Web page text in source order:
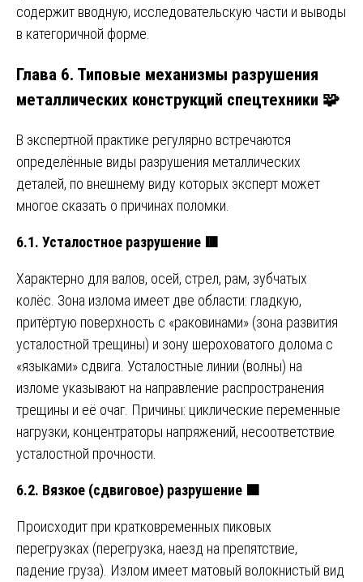
содержит вводную, исследовательскую части и выводы
в категоричной форме.
Глава 6. Типовые механизмы разрушения
металлических конструкций спецтехники 🧩
В экспертной практике регулярно встречаются
определённые виды разрушения металлических
деталей, по внешнему виду которых эксперт может
многое сказать о причинах поломки.
6.1. Усталостное разрушение 🟥
Характерно для валов, осей, стрел, рам, зубчатых
колёс. Зона излома имеет две области: гладкую,
притёртую поверхность с «раковинами» (зона развития
усталостной трещины) и зону шероховатого долома с
«языками» сдвига. Усталостные линии (волны) на
изломе указывают на направление распространения
трещины и её очаг. Причины: циклические переменные
нагрузки, концентраторы напряжений, несоответствие
усталостной прочности.
6.2. Вязкое (сдвиговое) разрушение 🟧
Происходит при кратковременных пиковых
перегрузках (перегрузка, наезд на препятствие,
падение груза). Излом имеет матовый волокнистый вид